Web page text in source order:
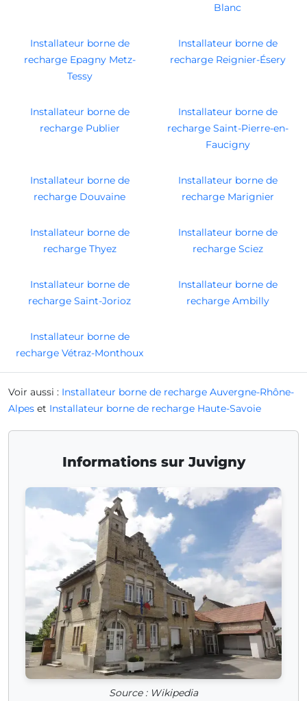
Blanc
Installateur borne de
recharge Epagny Metz-
Tessy
Installateur borne de
recharge Reignier-Ésery
Installateur borne de
recharge Publier
Installateur borne de
recharge Saint-Pierre-en-
Faucigny
Installateur borne de
recharge Douvaine
Installateur borne de
recharge Marignier
Installateur borne de
recharge Thyez
Installateur borne de
recharge Sciez
Installateur borne de
recharge Saint-Jorioz
Installateur borne de
recharge Ambilly
Installateur borne de
recharge Vétraz-Monthoux
Voir aussi : Installateur borne de recharge Auvergne-Rhône-
Alpes et Installateur borne de recharge Haute-Savoie
Informations sur Juvigny
Source : Wikipedia